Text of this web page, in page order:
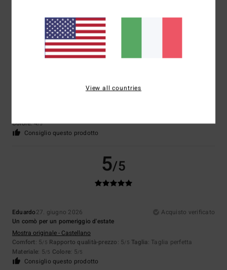
5
La taglia XXL non ti sta bene
Colore: 4/5
Consiglio questo prodotto
5/5
Eduardo27. giugno 2026
Acquisto verificato
Un comò per un pomeriggio d'estate
Mostra originale - Castellano
Comfort: 5/5 Rapporto qualità-prezzo: 5/5 Taglia: Taglia perfetta
Materiale: 5/5 Colore: 5/5
Consiglio questo prodotto
View all countries